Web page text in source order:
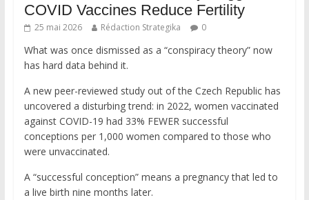
COVID Vaccines Reduce Fertility
25 mai 2026 Rédaction Strategika 0
What was once dismissed as a “conspiracy theory” now
has hard data behind it.
A new peer-reviewed study out of the Czech Republic has
uncovered a disturbing trend: in 2022, women vaccinated
against COVID-19 had 33% FEWER successful
conceptions per 1,000 women compared to those who
were unvaccinated.
A “successful conception” means a pregnancy that led to
a live birth nine months later.